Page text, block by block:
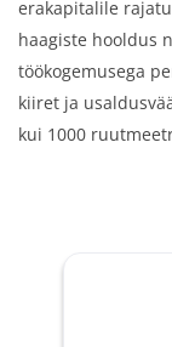
erakapitalile
haagiste hooldus
töökogemusega
kiiret ja
kui 1000